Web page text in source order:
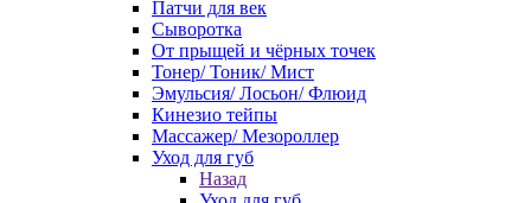
Патчи для век
Сыворотка
От прыщей и чёрных точек
Тонер/ Тоник/ Мист
Эмульсия/ Лосьон/ Флюид
Кинезио тейпы
Массажер/ Мезороллер
Уход для губ
Назад